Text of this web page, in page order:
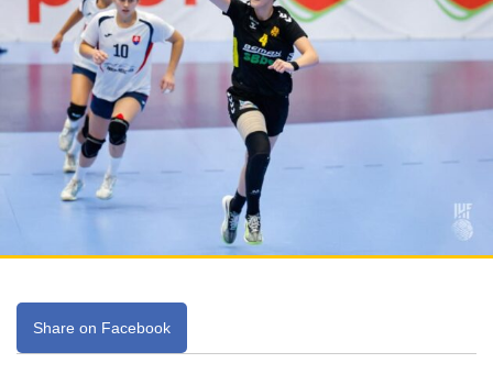
Share on Facebook